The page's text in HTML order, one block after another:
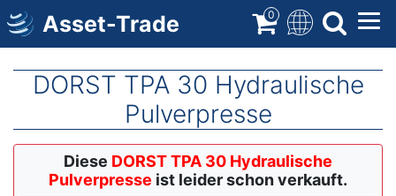
Direkt
zum
Inhalt
Asset-Trade 0
DORST TPA 30 Hydraulische
Pulverpresse
Diese DORST TPA 30 Hydraulische
Pulverpresse ist leider schon verkauft.